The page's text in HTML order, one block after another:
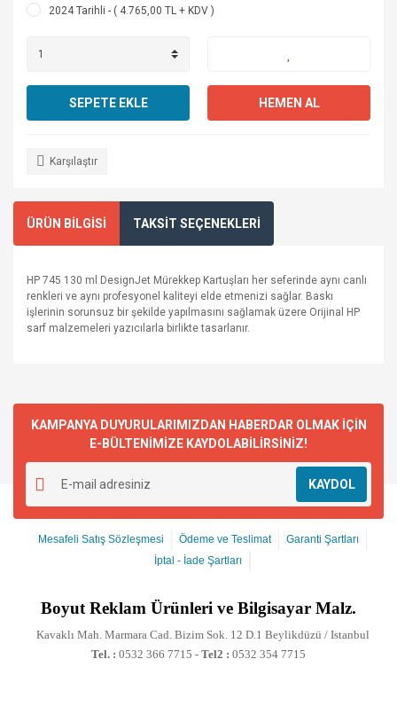
2024 Tarihli - ( 4.765,00 TL + KDV )
SEPETE EKLE HEMEN AL
Karşılaştır
ÜRÜN BİLGİSİ TAKSİT SEÇENEKLERİ
HP 745 130 ml DesignJet Mürekkep Kartuşları her seferinde aynı canlı
renkleri ve aynı profesyonel kaliteyi elde etmenizi sağlar. Baskı
işlerinin sorunsuz bir şekilde yapılmasını sağlamak üzere Orijinal HP
sarf malzemeleri yazıcılarla birlikte tasarlanır.
KAMPANYA DUYURULARIMIZDAN HABERDAR OLMAK İÇİN
E-BÜLTENİMİZE KAYDOLABİLİRSİNİZ!
KAYDOL
Mesafeli Satış Sözleşmesi Ödeme ve Teslimat
Garanti Şartları
İptal - İade Şartları
Boyut Reklam Ürünleri ve Bilgisayar Malz.
Kavaklı Mah. Marmara Cad. Bizim Sok. 12 D.1 Beylikdüzü / Istanbul
Tel. : 0532 366 7715 - Tel2 : 0532 354 7715